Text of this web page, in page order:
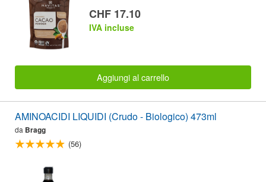
CHF 17.10
IVA incluse
Aggiungi al carrello
AMINOACIDI LIQUIDI (Crudo - Biologico) 473ml
da Bragg
(56)